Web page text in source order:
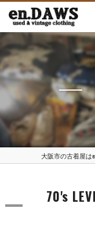
大阪市の古着屋は
70's